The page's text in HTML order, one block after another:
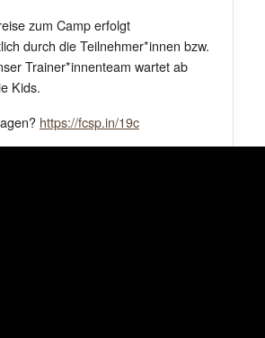
zum Camp erfolgt
durch die Teilnehmer*innen bzw.
Trainer*innenteam wartet ab
Kids.
https://fcsp.in/19c